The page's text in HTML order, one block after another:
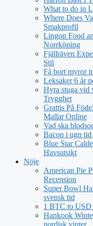
What to do in
Where Does
Smakprofil
Lingon Food
Norrköping
Fjällräven
Stil
Få bort myror
Leksaker 6 år
Hyra stuga vid
Trygghet
Grattis På
Mallar Online
Vad ska
Bacon i ugn
Blue Star
Havsutsikt
Nöje
American Pie
Recension
Super Bowl
svensk tid
1 BTC to
Hankook
nordisk vinter